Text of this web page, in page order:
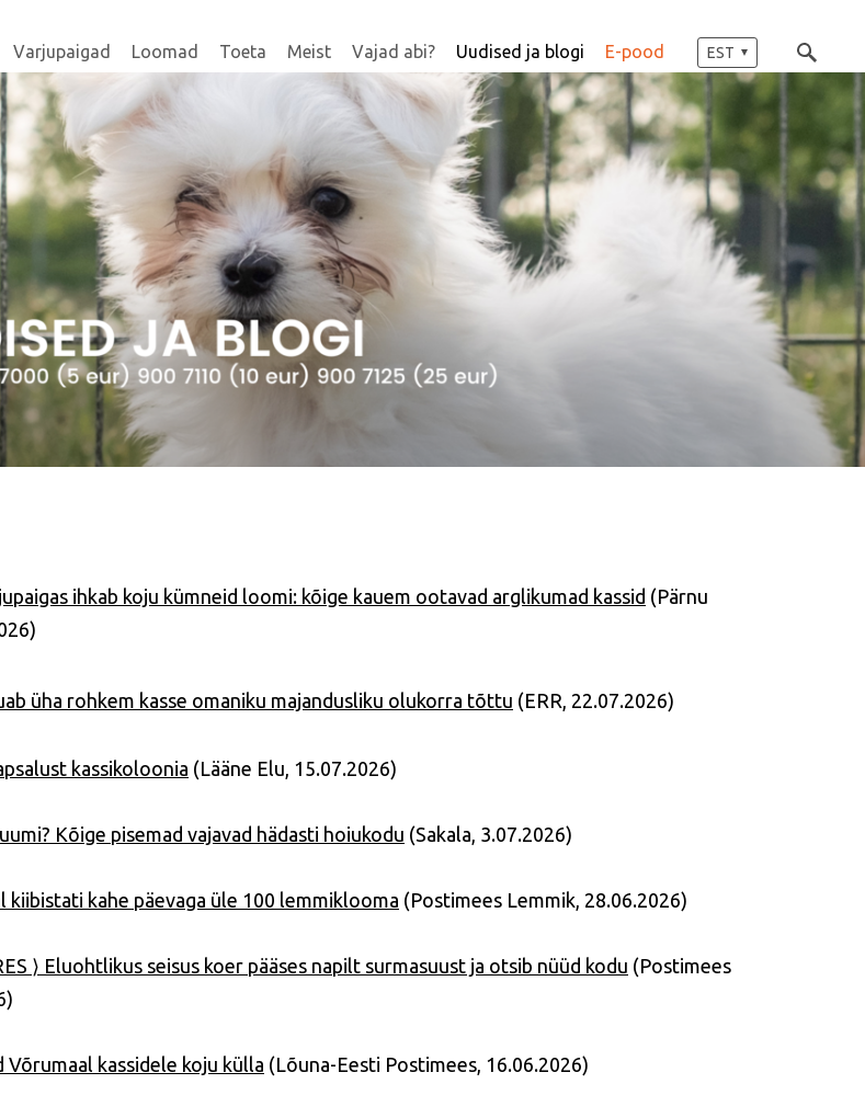
Varjupaigad Loomad Toeta Meist Vajad abi? Uudised ja blogi E-pood EST
ihkab koju kümneid loomi: kõige kauem ootavad arglikumad kassid (Pärnu
üha rohkem kasse omaniku majandusliku olukorra tõttu (ERR, 22.07.2026)
kassikoloonia (Lääne Elu, 15.07.2026)
Kõige pisemad vajavad hädasti hoiukodu (Sakala, 3.07.2026)
kiibistati kahe päevaga üle 100 lemmiklooma (Postimees Lemmik, 28.06.2026)
⟩ Eluohtlikus seisus koer pääses napilt surmasuust ja otsib nüüd kodu (Postimees
kassidele koju külla (Lõuna-Eesti Postimees, 16.06.2026)